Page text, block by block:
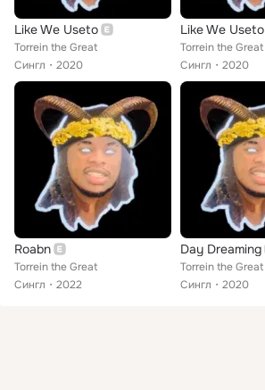
Like We Useto
Torrein the Great
Сингл
2020
Like We Useto
Torrein the Great
Сингл
2020
Roabn
Torrein the Great
Сингл
2022
Day Dreaming
Torrein the Great
Сингл
2020